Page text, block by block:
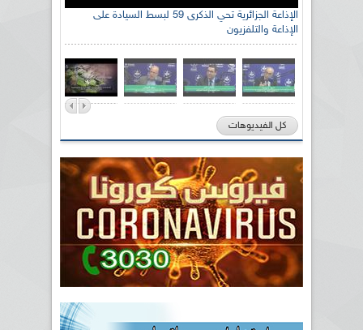
الإذاعة الجزائرية تحي الذكرى 59 لبسط السيادة على
الإذاعة والتلفزيون
كل الفيديوهات